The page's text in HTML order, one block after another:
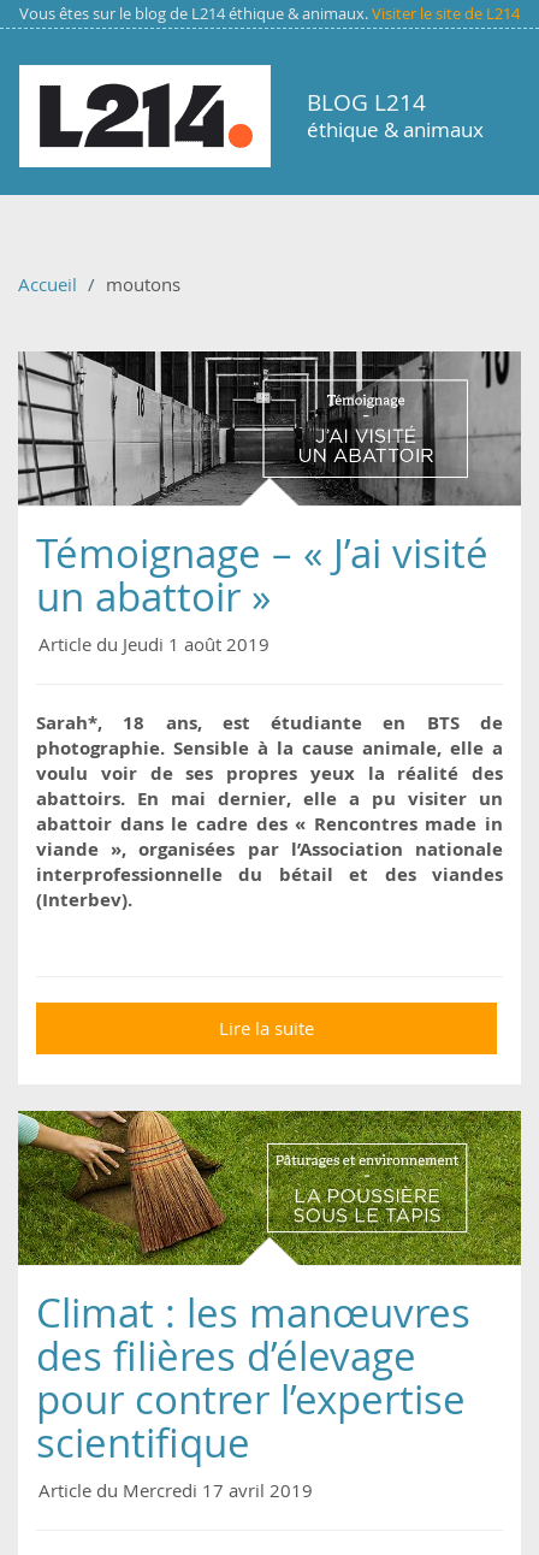
Aller au contenu principal
Vous êtes sur le blog de L214 éthique & animaux.Visiter le site de L214
BLOG L214
éthique & animaux
Accueil moutons
Témoignage – « J’ai visité
un abattoir »
Article du Jeudi 1 août 2019
Sarah*, 18 ans, est étudiante en BTS de
photographie. Sensible à la cause animale, elle a
voulu voir de ses propres yeux la réalité des
abattoirs. En mai dernier, elle a pu visiter un
abattoir dans le cadre des « Rencontres made in
viande », organisées par l’Association nationale
interprofessionnelle du bétail et des viandes
(Interbev).
Lire la suite
visité un abattoir »
Climat : les manœuvres
des filières d’élevage
pour contrer l’expertise
scientifique
Article du Mercredi 17 avril 2019